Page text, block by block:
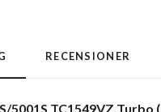
RECENSIONER
TC1549VZ Turbo